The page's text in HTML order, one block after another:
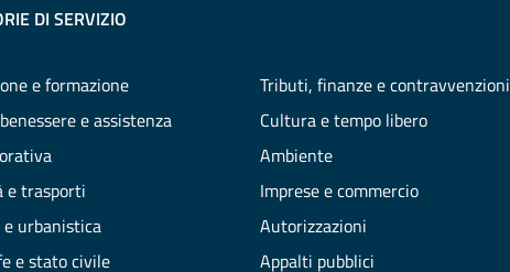
DI SERVIZIO
e formazione
e assistenza
e trasporti
urbanistica
e stato civile
Tributi, finanze e contravvenzioni
Cultura e tempo libero
Ambiente
Imprese e commercio
Autorizzazioni
Appalti pubblici